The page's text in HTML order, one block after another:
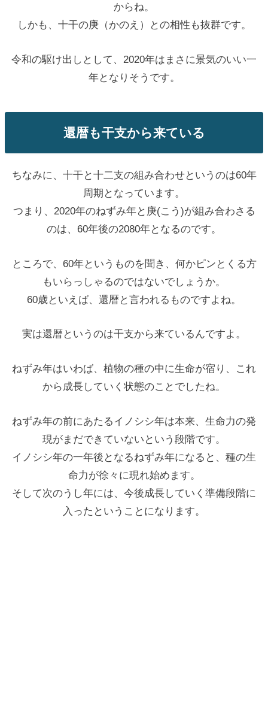
からね。
しかも、十干の庚（かのえ）との相性も抜群です。
令和の駆け出しとして、2020年はまさに景気のいい一
年となりそうです。
還暦も干支から来ている
ちなみに、十干と十二支の組み合わせというのは60年
周期となっています。
つまり、2020年のねずみ年と庚(こう)が組み合わさる
のは、60年後の2080年となるのです。
ところで、60年というものを聞き、何かピンとくる方
もいらっしゃるのではないでしょうか。
60歳といえば、還暦と言われるものですよね。
実は還暦というのは干支から来ているんですよ。
ねずみ年はいわば、植物の種の中に生命が宿り、これ
から成長していく状態のことでしたね。
ねずみ年の前にあたるイノシシ年は本来、生命力の発
現がまだできていないという段階です。
イノシシ年の一年後となるねずみ年になると、種の生
命力が徐々に現れ始めます。
そして次のうし年には、今後成長していく準備段階に
入ったということになります。